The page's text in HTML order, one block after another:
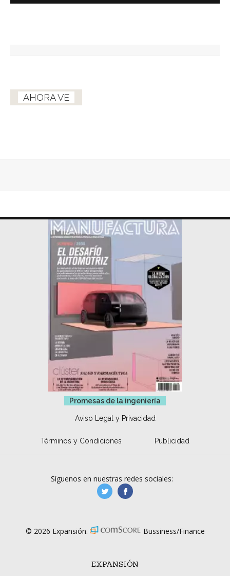
AHORA VE
Promesas de la ingeniería
Aviso Legal y Privacidad
Términos y Condiciones Publicidad
EXPANSIÓN
Síguenos en nuestras redes sociales:
manufacturaGE
© 2026 Expansión. Bussiness/Finance